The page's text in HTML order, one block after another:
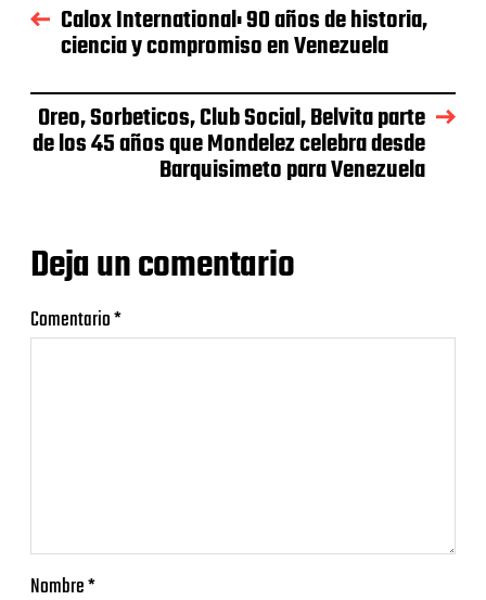
Calox International: 90 años de historia,
ciencia y compromiso en Venezuela
Oreo, Sorbeticos, Club Social, Belvita parte
de los 45 años que Mondelez celebra desde
Barquisimeto para Venezuela
Deja un comentario
Comentario*
Nombre*